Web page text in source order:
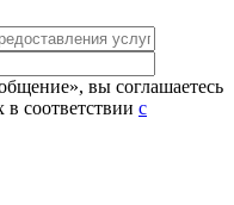
вы соглашаетесь
соответствии с